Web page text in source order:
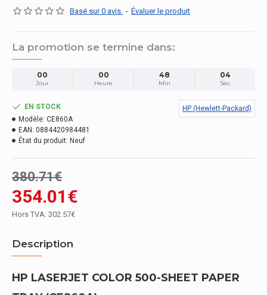
Basé sur 0 avis. - Évaluer le produit
La promotion se termine dans:
00
Jour
00
Heure
48
Min
04
Sec
354.01€
380.71€
Hors TVA: 302.57€
EN STOCK
Modèle: CE860A
EAN: 0884420984481
État du produit: Neuf
HP (Hewlett-Packard)
Description
HP LASERJET COLOR 500-SHEET PAPER